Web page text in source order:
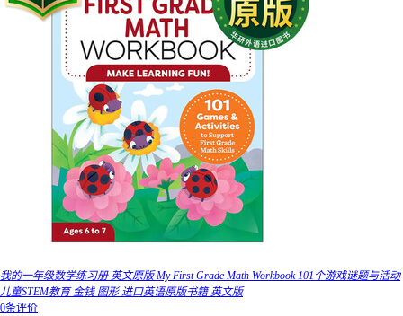
我的一年级数学练习册 英文原版 My First Grade Math Workbook 101个游戏谜题与活动
儿童STEM教育 金钱 图形 进口英语原版书籍 英文版
0条评价